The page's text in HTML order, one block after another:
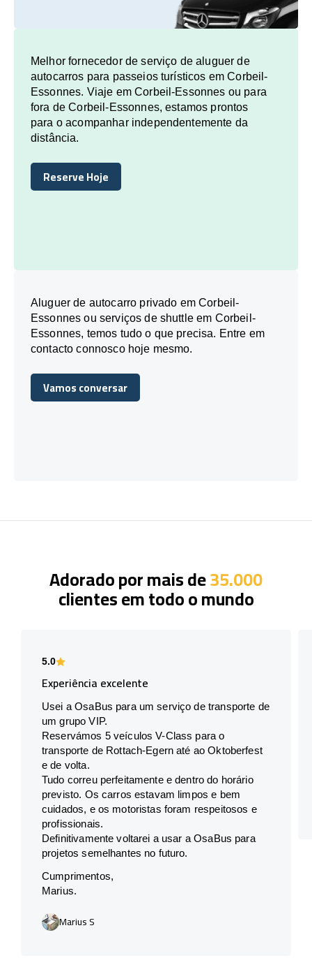
Melhor fornecedor de serviço de aluguer de
autocarros para passeios turísticos em Corbeil-
Essonnes. Viaje em Corbeil-Essonnes ou para
fora de Corbeil-Essonnes, estamos prontos
para o acompanhar independentemente da
distância.
Reserve Hoje
Reserve Hoje
Aluguer de autocarro privado em Corbeil-
Essonnes ou serviços de shuttle em Corbeil-
Essonnes, temos tudo o que precisa. Entre em
contacto connosco hoje mesmo.
Vamos conversar
Vamos conversar
Adorado por mais de35.000
clientes em todo o mundo
5.0
Experiência excelente
Usei a OsaBus para um serviço de transporte de
um grupo VIP.
Reservámos 5 veículos V-Class para o
transporte de Rottach-Egern até ao Oktoberfest
e de volta.
Tudo correu perfeitamente e dentro do horário
previsto. Os carros estavam limpos e bem
cuidados, e os motoristas foram respeitosos e
profissionais.
Definitivamente voltarei a usar a OsaBus para
projetos semelhantes no futuro.
Cumprimentos,
Marius.
Marius S